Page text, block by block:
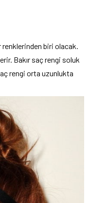
renklerinden biri olacak.
Bakır saç rengi soluk
rengi orta uzunlukta